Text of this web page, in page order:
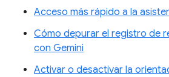
Acceso más rápido a la
Cómo depurar el registro de
con Gemini
Activar o desactivar la